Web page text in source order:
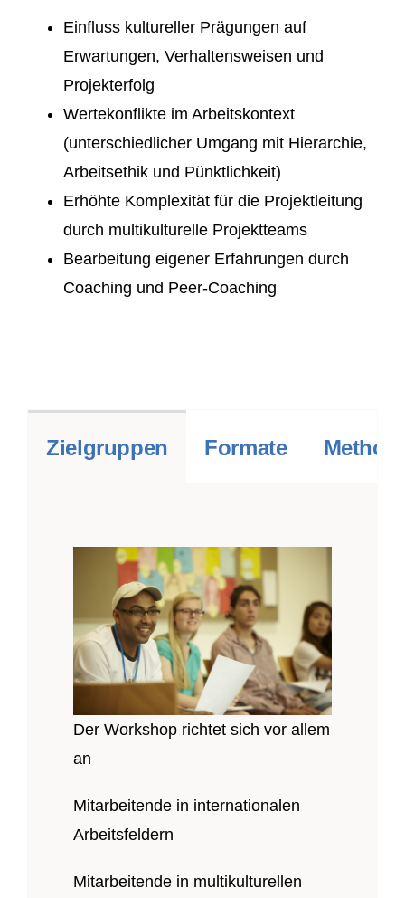
Einfluss kultureller Prägungen auf
Erwartungen, Verhaltensweisen und
Projekterfolg
Wertekonflikte im Arbeitskontext
(unterschiedlicher Umgang mit Hierarchie,
Arbeitsethik und Pünktlichkeit)
Erhöhte Komplexität für die Projektleitung
durch multikulturelle Projektteams
Bearbeitung eigener Erfahrungen durch
Coaching und Peer-Coaching
Zielgruppen Formate
Der Workshop richtet sich vor allem
an
Mitarbeitende in internationalen
Arbeitsfeldern
Mitarbeitende in multikulturellen